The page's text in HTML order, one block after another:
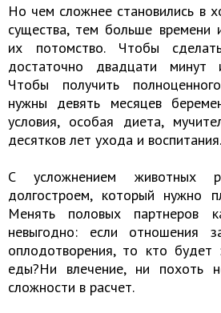
Но чем сложнее становились в
существа, тем больше времени
их потомство. Чтобы
достаточно двадцати минут
Чтобы получить
нужны девять месяцев
условия, особая диета,
десятков лет ухода и воспитания.
С усложнением животных
долгостроем, который нужно
Менять половых партнеров
невыгодно: если отношения
оплодотворения, то кто будет
еды?Ни влечение, ни похоть
сложности в расчет.